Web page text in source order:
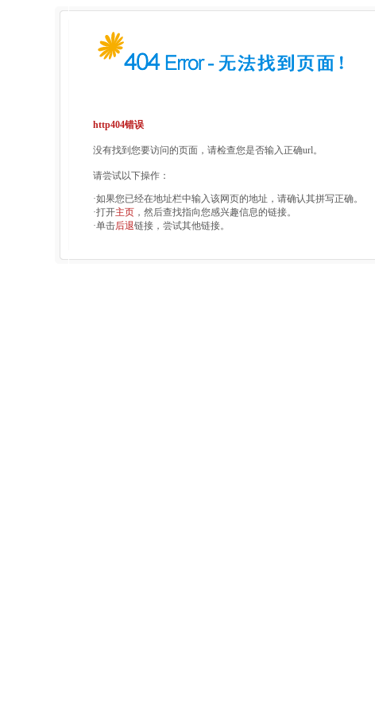
http404错误
没有找到您要访问的页面，请检查您是否输入正确url。
请尝试以下操作：
·如果您已经在地址栏中输入该网页的地址，请确认其拼写正确。
·打开主页 ，然后查找指向您感兴趣信息的链接。
·单击后退链接，尝试其他链接。